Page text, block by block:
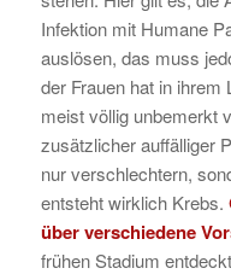
Infektion mit Humane
auslösen, das muss
der Frauen hat in ihrem
meist völlig unbemerkt
zusätzlicher auffälliger
nur verschlechtern,
entsteht wirklich Krebs.
über verschiedene
frühen Stadium